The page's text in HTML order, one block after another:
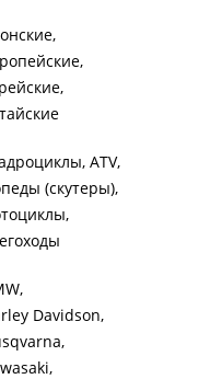
ATV
(скутеры)
Davidson